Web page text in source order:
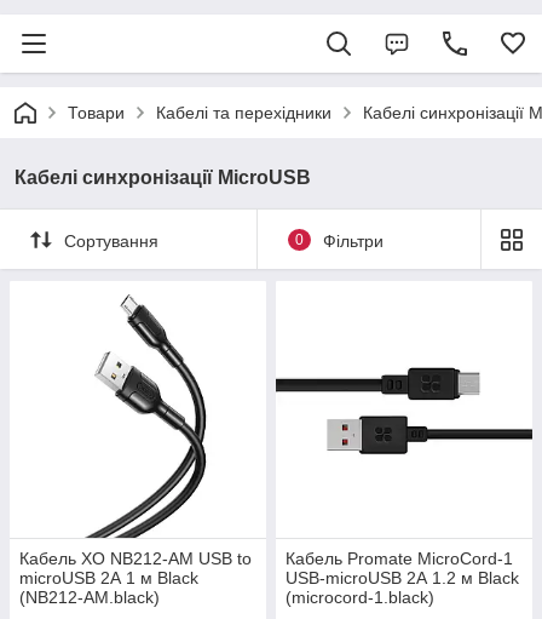
Товари Кабелі та перехідники Кабелі синхронізації
Кабелі синхронізації MicroUSB
Сортування 0 Фільтри
Кабель XO NB212-AM USB to
microUSB 2А 1 м Black
(NB212-AM.black)
Кабель Promate MicroCord-1
USB-microUSB 2А 1.2 м Black
(microcord-1.black)